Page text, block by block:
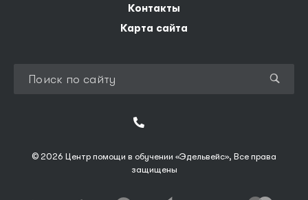
Контакты
Карта сайта
© 2026 Центр помощи в обучении «Эдельвейс», Все права
защищены